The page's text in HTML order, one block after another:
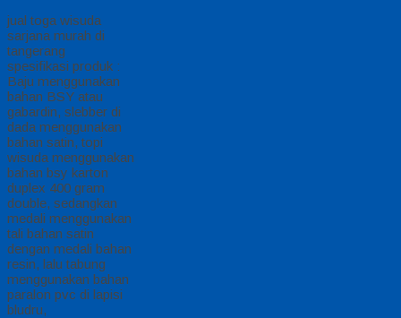
jual toga wisuda
sarjana murah di
tangerang
spesifikasi produk :
Baju menggunakan
bahan BSY atau
gabardin, slebber di
dada menggunakan
bahan satin, topi
wisuda menggunakan
bahan bsy karton
duplex 400 gram
double, sedangkan
medali menggunakan
tali bahan satin
dengan medali bahan
resin, lalu tabung
menggunakan bahan
paralon pvc di lapisi
bludru,